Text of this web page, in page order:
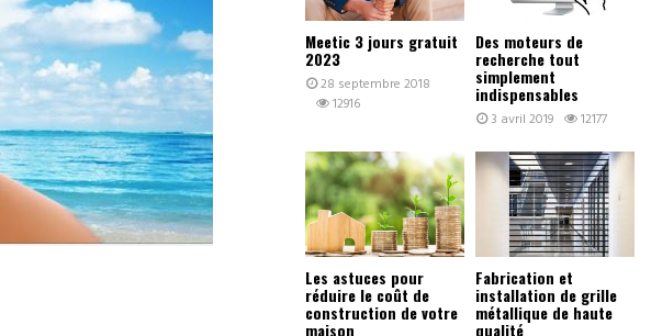
Meetic 3 jours gratuit
2023
28 septembre 2018
12916
Des moteurs de
recherche tout
simplement
indispensables
3 avril 2019 12177
Les astuces pour
réduire le coût de
construction de votre
maison
Fabrication et
installation de grille
métallique de haute
qualité